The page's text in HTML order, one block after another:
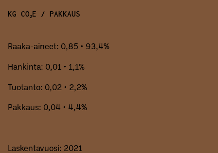
KG CO₂E / PAKKAUS
Raaka-aineet: 0,85 • 93,4%
Hankinta: 0,01 • 1,1%
Tuotanto: 0,02 • 2,2%
Pakkaus: 0,04 • 4,4%
Laskentavuosi: 2021